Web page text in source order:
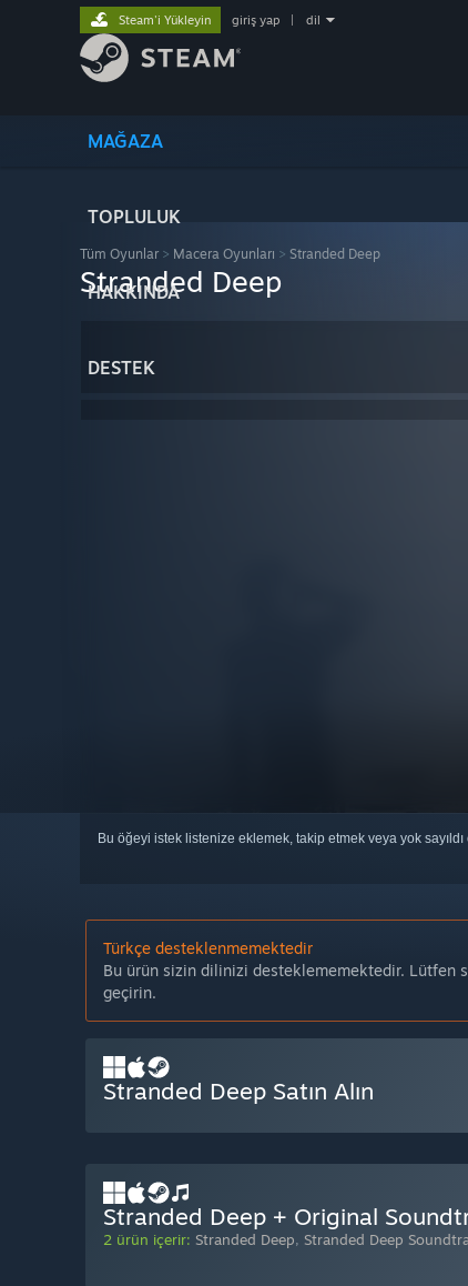
MAĞAZA
TOPLULUK
HAKKINDA
DESTEK
Steam'i Yükleyin giriş yap dil
Tüm Oyunlar > Macera Oyunları > Stranded Deep
Stranded Deep
Bu öğeyi istek listenize eklemek, takip etmek veya yok
Türkçe desteklenmemektedir
Bu ürün sizin dilinizi desteklememektedir. Lütfen
geçirin.
Stranded Deep Satın Alın
Stranded Deep + Original
2 ürün içerir: Stranded Deep, Stranded Deep